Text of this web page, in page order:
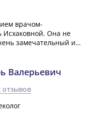
врачом-
Исхаковной. Она не
замечательный и
Валерьевич
отзывов